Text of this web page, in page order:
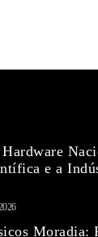
Hardware
e a
Moradia: